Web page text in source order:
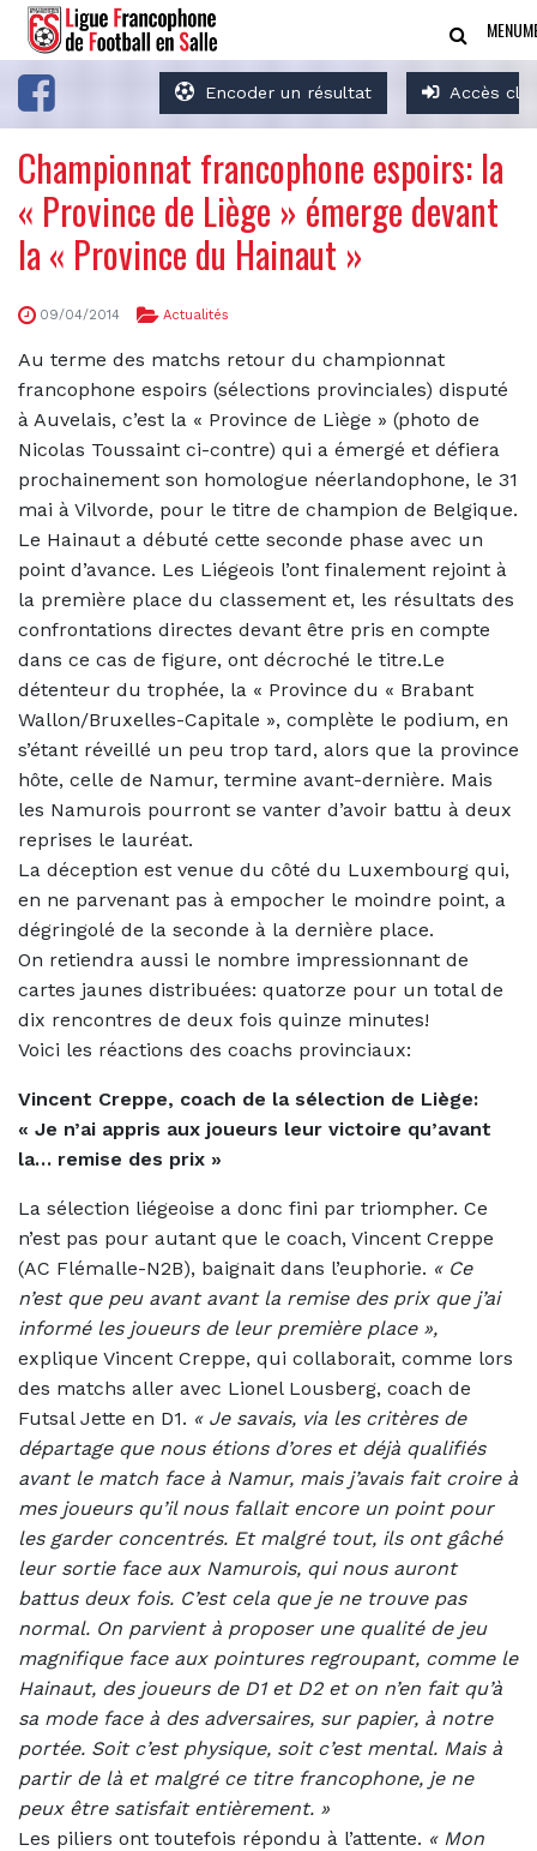
Encoder un résultat Accès
MENU
Championnat francophone espoirs: la
« Province de Liège » émerge devant
la « Province du Hainaut »
09/04/2014 Actualités
Au terme des matchs retour du championnat
francophone espoirs (sélections provinciales) disputé
à Auvelais, c’est la « Province de Liège » (photo de
Nicolas Toussaint ci-contre) qui a émergé et défiera
prochainement son homologue néerlandophone, le 31
mai à Vilvorde, pour le titre de champion de Belgique.
Le Hainaut a débuté cette seconde phase avec un
point d’avance. Les Liégeois l’ont finalement rejoint à
la première place du classement et, les résultats des
confrontations directes devant être pris en compte
dans ce cas de figure, ont décroché le titre.Le
détenteur du trophée, la « Province du « Brabant
Wallon/Bruxelles-Capitale », complète le podium, en
s’étant réveillé un peu trop tard, alors que la province
hôte, celle de Namur, termine avant-dernière. Mais
les Namurois pourront se vanter d’avoir battu à deux
reprises le lauréat.
La déception est venue du côté du Luxembourg qui,
en ne parvenant pas à empocher le moindre point, a
dégringolé de la seconde à la dernière place.
On retiendra aussi le nombre impressionnant de
cartes jaunes distribuées: quatorze pour un total de
dix rencontres de deux fois quinze minutes!
Voici les réactions des coachs provinciaux:
Vincent Creppe, coach de la sélection de Liège:
« Je n’ai appris aux joueurs leur victoire qu’avant
la… remise des prix »
La sélection liégeoise a donc fini par triompher. Ce
n’est pas pour autant que le coach, Vincent Creppe
(AC Flémalle-N2B), baignait dans l’euphorie. « Ce
n’est que peu avant avant la remise des prix que j’ai
informé les joueurs de leur première place »,
explique Vincent Creppe, qui collaborait, comme lors
des matchs aller avec Lionel Lousberg, coach de
Futsal Jette en D1. « Je savais, via les critères de
départage que nous étions d’ores et déjà qualifiés
avant le match face à Namur, mais j’avais fait croire à
mes joueurs qu’il nous fallait encore un point pour
les garder concentrés. Et malgré tout, ils ont gâché
leur sortie face aux Namurois, qui nous auront
battus deux fois. C’est cela que je ne trouve pas
normal. On parvient à proposer une qualité de jeu
magnifique face aux pointures regroupant, comme le
Hainaut, des joueurs de D1 et D2 et on n’en fait qu’à
sa mode face à des adversaires, sur papier, à notre
portée. Soit c’est physique, soit c’est mental. Mais à
partir de là et malgré ce titre francophone, je ne
peux être satisfait entièrement. »
Les piliers ont toutefois répondu à l’attente. « Mon